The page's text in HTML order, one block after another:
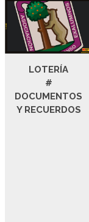
LOTERÍA
#
DOCUMENTOS
Y RECUERDOS